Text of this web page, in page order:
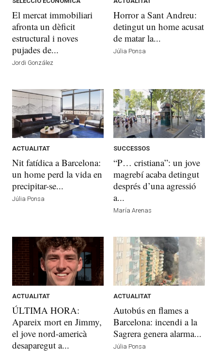
El mercat immobiliari
afronta un dèficit
estructural i noves
pujades de...
Jordi González
Horror a Sant Andreu:
detingut un home acusat
de matar la...
Júlia Ponsa
ACTUALITAT
Nit fatídica a Barcelona:
un home perd la vida en
precipitar-se...
Júlia Ponsa
SUCCESSOS
“P… cristiana”: un jove
magrebí acaba detingut
després d’una agressió
a...
María Arenas
ACTUALITAT
ÚLTIMA HORA:
Apareix mort en Jimmy,
el jove nord-americà
desaparegut a...
ACTUALITAT
Autobús en flames a
Barcelona: incendi a la
Sagrera genera alarma...
Júlia Ponsa